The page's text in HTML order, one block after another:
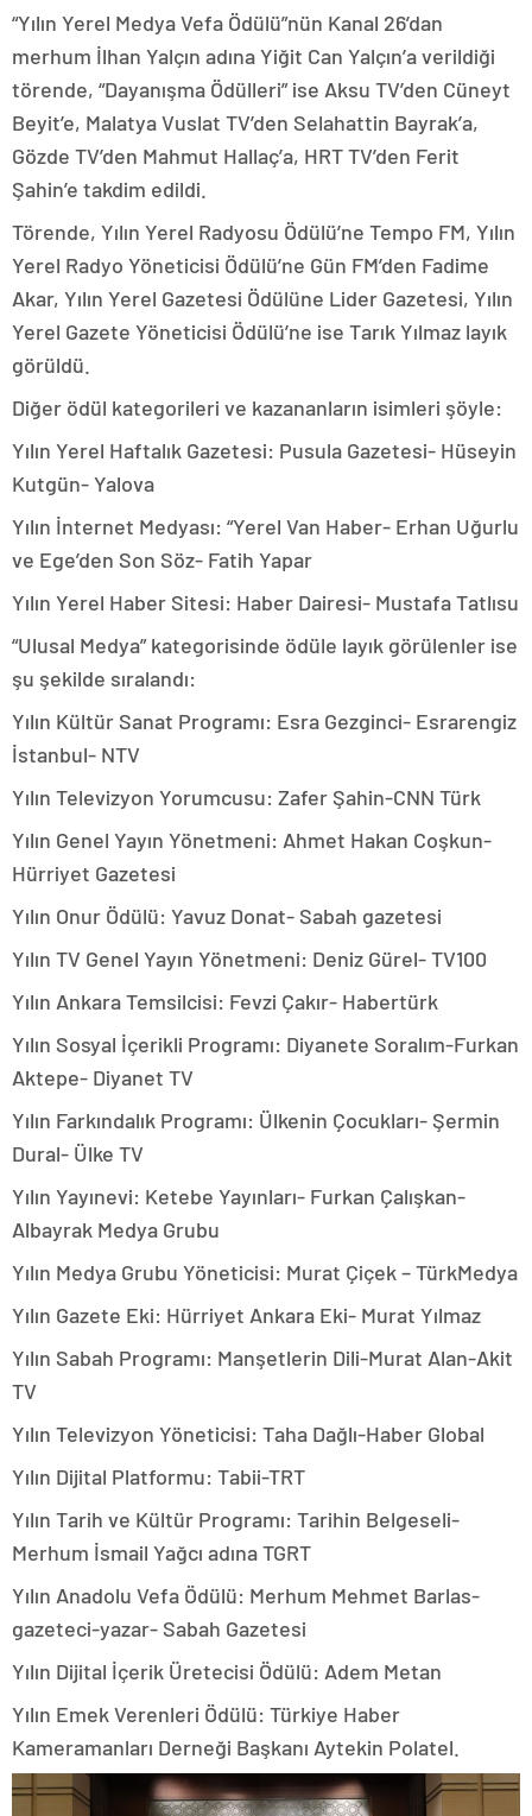
“Yılın Yerel Medya Vefa Ödülü”nün Kanal 26’dan
merhum İlhan Yalçın adına Yiğit Can Yalçın’a verildiği
törende, “Dayanışma Ödülleri” ise Aksu TV’den Cüneyt
Beyit’e, Malatya Vuslat TV’den Selahattin Bayrak’a,
Gözde TV’den Mahmut Hallaç’a, HRT TV’den Ferit
Şahin’e takdim edildi.
Törende, Yılın Yerel Radyosu Ödülü’ne Tempo FM, Yılın
Yerel Radyo Yöneticisi Ödülü’ne Gün FM’den Fadime
Akar, Yılın Yerel Gazetesi Ödülüne Lider Gazetesi, Yılın
Yerel Gazete Yöneticisi Ödülü’ne ise Tarık Yılmaz layık
görüldü.
Diğer ödül kategorileri ve kazananların isimleri şöyle:
Yılın Yerel Haftalık Gazetesi: Pusula Gazetesi- Hüseyin
Kutgün- Yalova
Yılın İnternet Medyası: “Yerel Van Haber- Erhan Uğurlu
ve Ege’den Son Söz- Fatih Yapar
Yılın Yerel Haber Sitesi: Haber Dairesi- Mustafa Tatlısu
“Ulusal Medya” kategorisinde ödüle layık görülenler ise
şu şekilde sıralandı:
Yılın Kültür Sanat Programı: Esra Gezginci- Esrarengiz
İstanbul- NTV
Yılın Televizyon Yorumcusu: Zafer Şahin-CNN Türk
Yılın Genel Yayın Yönetmeni: Ahmet Hakan Coşkun-
Hürriyet Gazetesi
Yılın Onur Ödülü: Yavuz Donat- Sabah gazetesi
Yılın TV Genel Yayın Yönetmeni: Deniz Gürel- TV100
Yılın Ankara Temsilcisi: Fevzi Çakır- Habertürk
Yılın Sosyal İçerikli Programı: Diyanete Soralım-Furkan
Aktepe- Diyanet TV
Yılın Farkındalık Programı: Ülkenin Çocukları- Şermin
Dural- Ülke TV
Yılın Yayınevi: Ketebe Yayınları- Furkan Çalışkan-
Albayrak Medya Grubu
Yılın Medya Grubu Yöneticisi: Murat Çiçek – TürkMedya
Yılın Gazete Eki: Hürriyet Ankara Eki- Murat Yılmaz
Yılın Sabah Programı: Manşetlerin Dili-Murat Alan-Akit
TV
Yılın Televizyon Yöneticisi: Taha Dağlı-Haber Global
Yılın Dijital Platformu: Tabii-TRT
Yılın Tarih ve Kültür Programı: Tarihin Belgeseli-
Merhum İsmail Yağcı adına TGRT
Yılın Anadolu Vefa Ödülü: Merhum Mehmet Barlas-
gazeteci-yazar- Sabah Gazetesi
Yılın Dijital İçerik Üretecisi Ödülü: Adem Metan
Yılın Emek Verenleri Ödülü: Türkiye Haber
Kameramanları Derneği Başkanı Aytekin Polatel.